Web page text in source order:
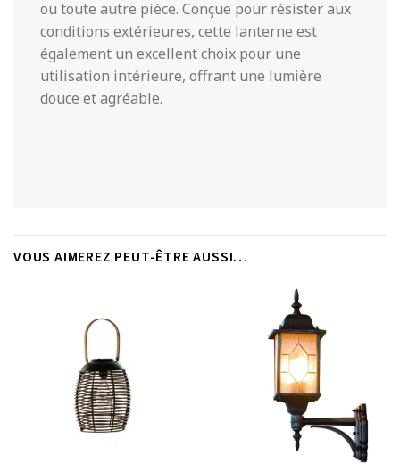
ou toute autre pièce. Conçue pour résister aux
conditions extérieures, cette lanterne est
également un excellent choix pour une
utilisation intérieure, offrant une lumière
douce et agréable.
VOUS AIMEREZ PEUT-ÊTRE AUSSI…